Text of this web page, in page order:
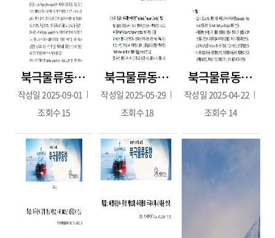
북극물류동향 2025년 7~8월호(2025.8.25.)
작성일 2025-09-01
조회수15
북극물류동향 111호(2025년 4월호. 2025.05.28.)
작성일 2025-05-29
조회수18
북극물류동향 2025년 3월호(2025.4.16.)
작성일 2025-04-22
조회수 14